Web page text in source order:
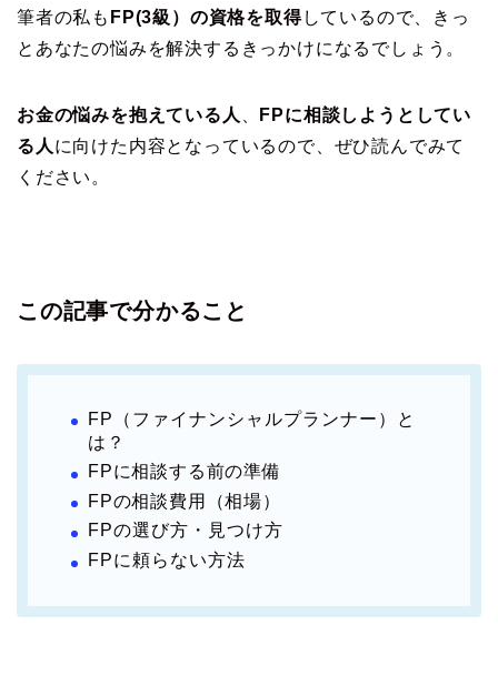
筆者の私も FP(3級）の資格を取得しているので、きっ
とあなたの悩みを解決するきっかけになるでしょう。
お金の悩みを抱えている人
FPに相談しようとしてい
る人 に向けた内容となっているので、ぜひ読んでみて
ください。
この記事で分かること
FP（ファイナンシャルプランナー）と
は？
FPに相談する前の準備
FPの相談費用（相場）
FPの選び方・見つけ方
FPに頼らない方法